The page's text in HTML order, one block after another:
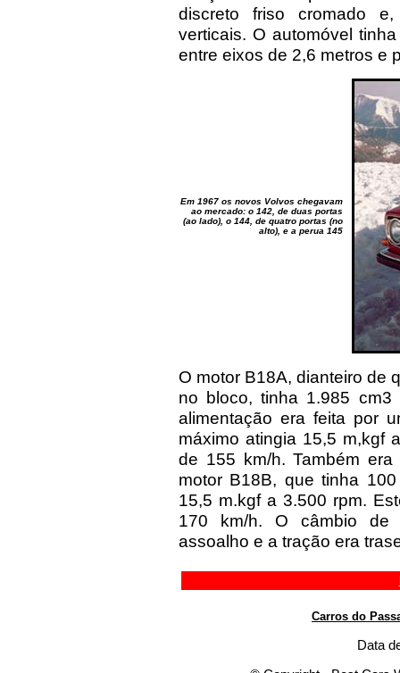
discreto friso cromado
verticais. O automóvel
entre eixos de 2,6 metros e
Em 1967 os novos Volvos chegavam
ao mercado: o 142, de duas portas
(ao lado), o 144, de quatro portas (no
alto), e a perua 145
O motor B18A, dianteiro de
no bloco, tinha 1.985
alimentação era feita por
máximo atingia 15,5 m,kgf
de 155 km/h. Também
motor B18B, que tinha
15,5 m.kgf a 3.500 rpm.
170 km/h. O câmbio de
assoalho e a tração era
Carros do
Data